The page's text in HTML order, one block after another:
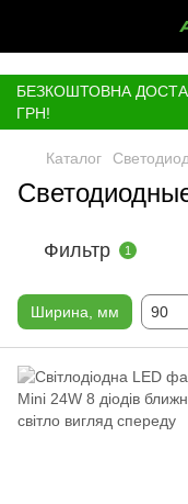
БЕЗКОШТОВНА
ГРН!
Каталог
Фильтр 1
Ширина, мм 90